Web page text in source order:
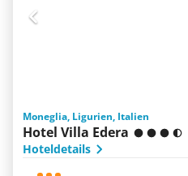
Moneglia, Ligurien, Italien
Hotel Villa Edera
Hoteldetails